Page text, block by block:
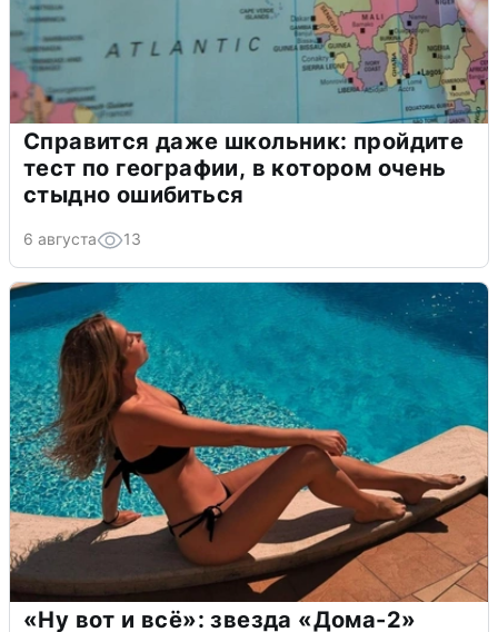
Справится даже школьник: пройдите
тест по географии, в котором очень
стыдно ошибиться
6 августа 13
«Ну вот и всё»: звезда «Дома-2»